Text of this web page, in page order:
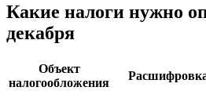
Какие налоги нужно
декабря
Объект
налогообложения